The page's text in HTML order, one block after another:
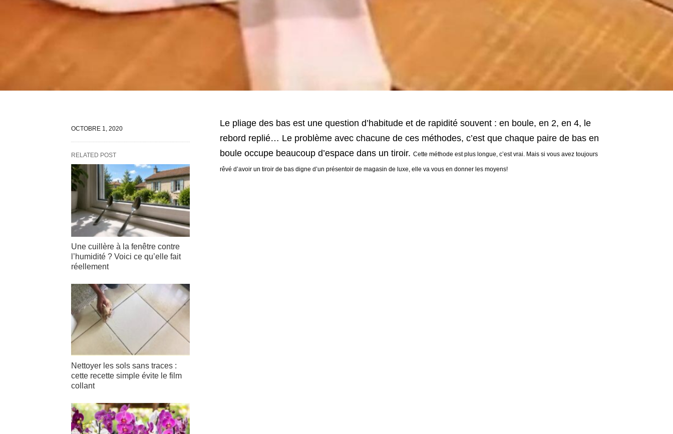
Le pliage des bas est une question d’habitude et de rapidité souvent : en boule, en 2, en 4, le
rebord replié… Le problème avec chacune de ces méthodes, c’est que chaque paire de bas en
boule occupe beaucoup d’espace dans un tiroir. Cette méthode est plus longue, c’est vrai. Mais si vous avez toujours
rêvé d’avoir un tiroir de bas digne d’un présentoir de magasin de luxe, elle va vous en donner les moyens!
OCTOBRE 1, 2020
RELATED POST
Une cuillère à la fenêtre contre
l’humidité ? Voici ce qu’elle fait
réellement
Nettoyer les sols sans traces :
cette recette simple évite le film
collant